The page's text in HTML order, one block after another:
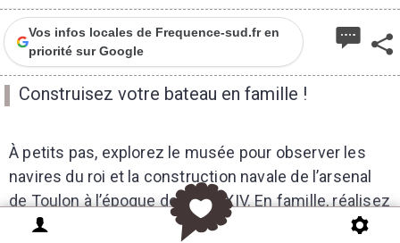
Vos infos locales de Frequence-sud.fr en
priorité sur Google
Construisez votre bateau en famille !
À petits pas, explorez le musée pour observer les
navires du roi et la construction navale de l’arsenal
de Toulon à l’époque de Louis XIV. En famille, réalisez
ensemble votre propre navire de papier, et décorez-